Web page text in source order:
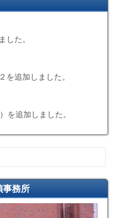
した。
を追加しました。
を追加しました。
事務所